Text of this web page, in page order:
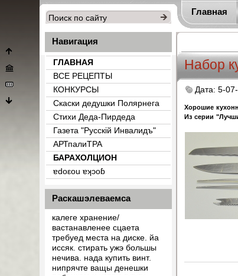
Главная
Набор
Дата: 5-
Хорошие
Из серии
Навигация
ГЛАВНАЯ
ВСЕ РЕЦЕПТЫ
КОНКУРСЫ
Скаски дедушки Полярнега
Стихи Деда-Пирдеда
Газета "Русскiй Инвалидъ"
АРТпалиТРА
БАРАХОЛЦИОН
{count_categ_22}
ɐdоεоu ɐʞɔоɓ
Раскашэлеваемса
калеге хранение/
вастанавленее сцаета
требуед места на диске. йа
иссяк. стирать ужэ большы
нечива. нада купить винт.
нипрячте ващы денешки